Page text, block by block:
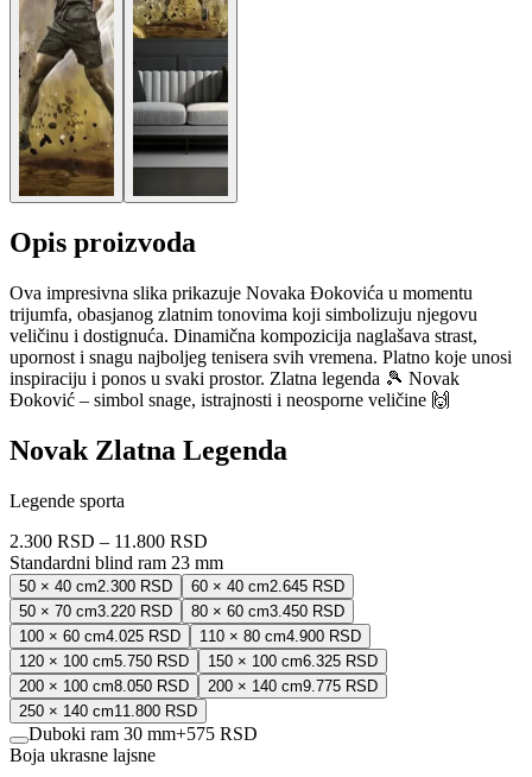
Opis proizvoda
Ova impresivna slika prikazuje Novaka Đokovića u momentu
trijumfa, obasjanog zlatnim tonovima koji simbolizuju njegovu
veličinu i dostignuća. Dinamična kompozicija naglašava strast,
upornost i snagu najboljeg tenisera svih vremena. Platno koje unosi
inspiraciju i ponos u svaki prostor. Zlatna legenda 🎾 Novak
Đoković – simbol snage, istrajnosti i neosporne veličine 🙌
Novak Zlatna Legenda
Legende sporta
2.300 RSD – 11.800 RSD
Standardni blind ram 23 mm
50 × 40 cm2.300 RSD 60 × 40 cm2.645 RSD
50 × 70 cm3.220 RSD 80 × 60 cm3.450 RSD
100 × 60 cm4.025 RSD 110 × 80 cm4.900 RSD
120 × 100 cm5.750 RSD 150 × 100 cm6.325 RSD
200 × 100 cm8.050 RSD 200 × 140 cm9.775 RSD
250 × 140 cm11.800 RSD
Duboki ram 30 mm+575 RSD
Boja ukrasne lajsne